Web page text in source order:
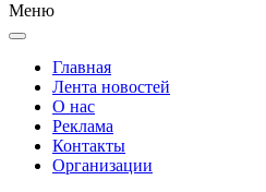
Меню
Главная
Лента новостей
О нас
Реклама
Контакты
Организации